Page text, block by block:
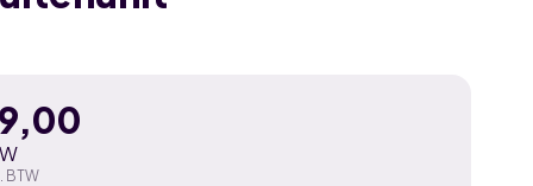
BTW